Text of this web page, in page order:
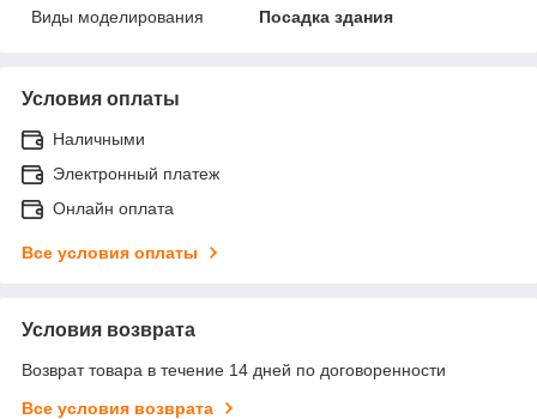
Виды моделирования
Посадка здания
Условия оплаты
Наличными
Электронный платеж
Онлайн оплата
Все условия оплаты
Условия возврата
Возврат товара в течение 14 дней по договоренности
Все условия возврата